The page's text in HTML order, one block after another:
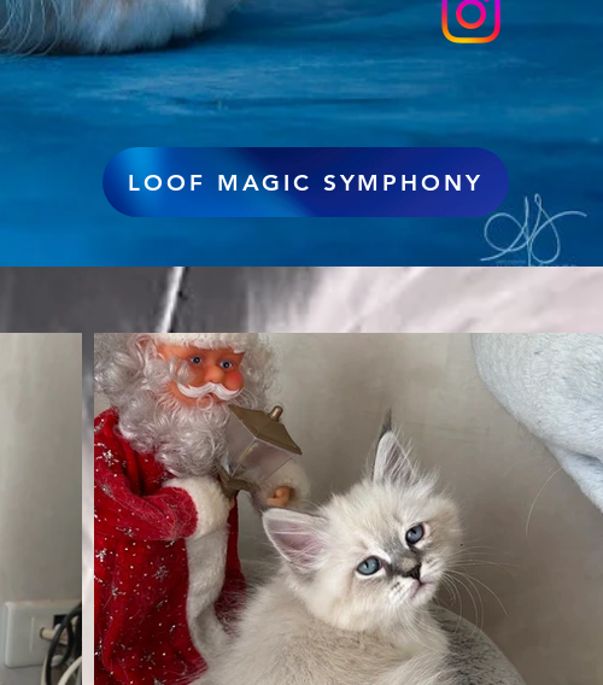
LOOF MAGIC SYMPHONY